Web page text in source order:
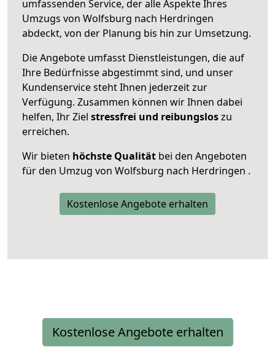
umfassenden Service, der alle Aspekte Ihres
Umzugs von Wolfsburg nach Herdringen
abdeckt, von der Planung bis hin zur Umsetzung.
Die Angebote umfasst Dienstleistungen, die auf
Ihre Bedürfnisse abgestimmt sind, und unser
Kundenservice steht Ihnen jederzeit zur
Verfügung. Zusammen können wir Ihnen dabei
helfen, Ihr Ziel stressfrei und reibungsloszu
erreichen.
Wir bieten höchste Qualität bei den Angeboten
für den Umzug von Wolfsburg nach Herdringen .
Kostenlose Angebote erhalten
Kostenlose Angebote erhalten